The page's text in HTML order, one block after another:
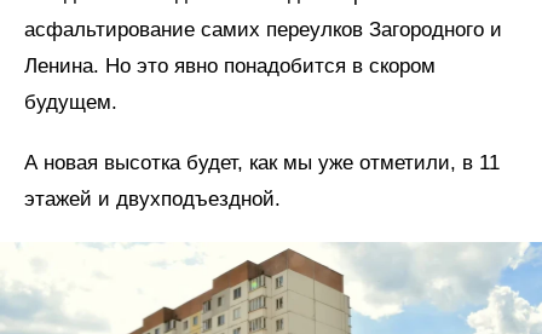
асфальтирование самих переулков Загородного и
Ленина. Но это явно понадобится в скором
будущем.
А новая высотка будет, как мы уже отметили, в 11
этажей и двухподъездной.